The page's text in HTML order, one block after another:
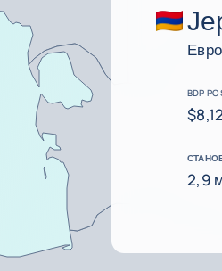
BDP
2,9